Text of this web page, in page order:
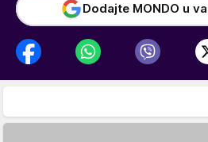
Dodajte MONDO u